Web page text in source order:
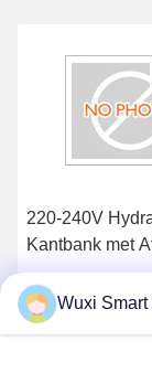
220-240V
Kantbank met
van 100 x 50 x
Gewicht van
Vind de
Wuxi Smart